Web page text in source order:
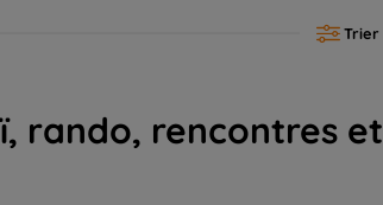
Trier
rando, rencontres et